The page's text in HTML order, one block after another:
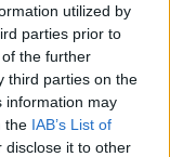
utilized by
parties prior to
the further
third parties on the
information may
the IAB’s List of
disclose it to other